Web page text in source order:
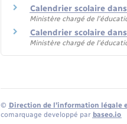
Calendrier scolaire
Ministère chargé de
Calendrier scolaire
Ministère chargé de
© Direction de l’information légale
comarquage developpé par baseo.io